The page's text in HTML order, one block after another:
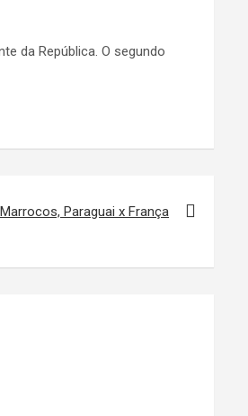
da República. O segundo
Paraguai x França